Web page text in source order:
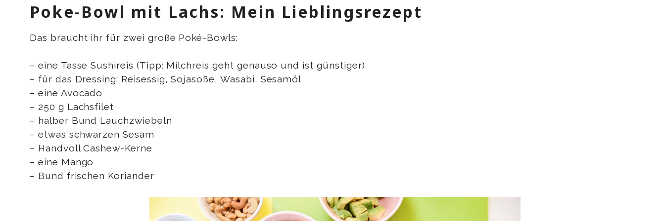
Poke-Bowl mit Lachs: Mein Lieblingsrezept
Das braucht ihr für zwei große Poké-Bowls:
– eine Tasse Sushireis (Tipp: Milchreis geht genauso und ist günstiger)
– für das Dressing: Reisessig, Sojasoße, Wasabi, Sesamöl
– eine Avocado
– 250 g Lachsfilet
– halber Bund Lauchzwiebeln
– etwas schwarzen Sesam
– Handvoll Cashew-Kerne
– eine Mango
– Bund frischen Koriander